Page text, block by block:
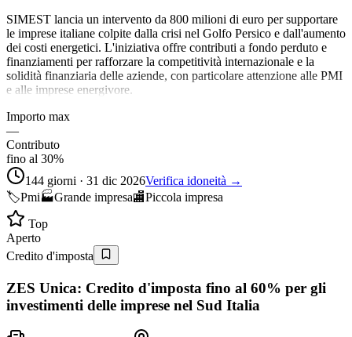
SIMEST lancia un intervento da 800 milioni di euro per supportare
le imprese italiane colpite dalla crisi nel Golfo Persico e dall'aumento
dei costi energetici. L'iniziativa offre contributi a fondo perduto e
finanziamenti per rafforzare la competitività internazionale e la
solidità finanziaria delle aziende, con particolare attenzione alle PMI
e alle imprese energivore.
Importo max
—
Contributo
fino al 30%
144 giorni · 31 dic 2026Verifica idoneità →
🏷️Pmi🏭Grande impresa🏬Piccola impresa
Top
Aperto
Credito d'imposta
ZES Unica: Credito d'imposta fino al 60% per gli
investimenti delle imprese nel Sud Italia